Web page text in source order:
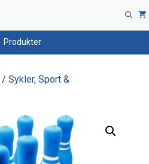
Produkter
/ Sykler, Sport &